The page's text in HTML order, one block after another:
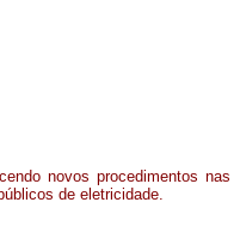
novos procedimentos nas
de eletricidade.